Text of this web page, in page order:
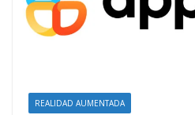
REALIDAD AUMENTADA